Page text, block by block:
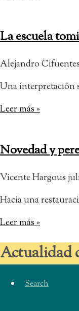
La escuela
Alejandro Cifuentes
Una interpretación
Leer más »
Novedad y
Vicente Hargous
Hacia una
Leer más »
Actualidad
Search